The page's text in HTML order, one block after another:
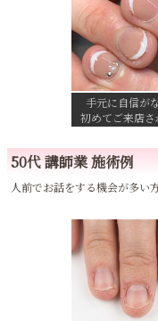
手元に自信が
初めてご来店
50代 講師業 施術例
人前でお話をする機会が多い